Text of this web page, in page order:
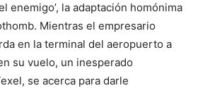
enemigo’, la adaptación homónima
Mientras el empresario
en la terminal del aeropuerto a
su vuelo, un inesperado
se acerca para darle